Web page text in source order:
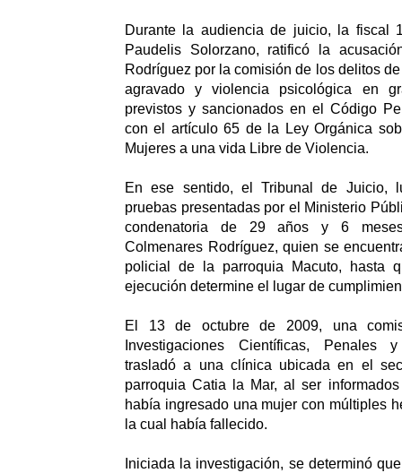
Durante la audiencia de juicio, la fiscal
Paudelis Solorzano, ratificó la
Rodríguez por la comisión de los delitos
agravado y violencia psicológica en
previstos y sancionados en el Código
con el artículo 65 de la Ley Orgánica
Mujeres a una vida Libre de Violencia.
En ese sentido, el Tribunal de Juicio,
pruebas presentadas por el Ministerio
condenatoria de 29 años y 6
Colmenares Rodríguez, quien se
policial de la parroquia Macuto, hasta
ejecución determine el lugar de
El 13 de octubre de 2009, una
Investigaciones Científicas, Penales
trasladó a una clínica ubicada en el
parroquia Catia la Mar, al ser
había ingresado una mujer con múltiples
la cual había fallecido.
Iniciada la investigación, se determinó